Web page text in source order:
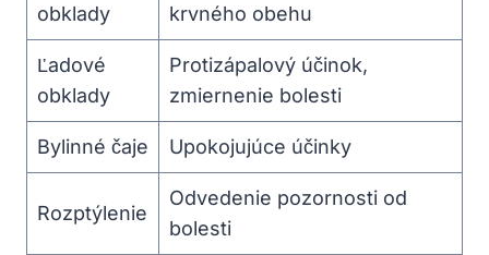
obklady
krvného obehu
Ľadové
obklady
Protizápalový účinok,
zmiernenie bolesti
Bylinné čaje Upokojujúce účinky
Rozptýlenie
Odvedenie pozornosti od
bolesti